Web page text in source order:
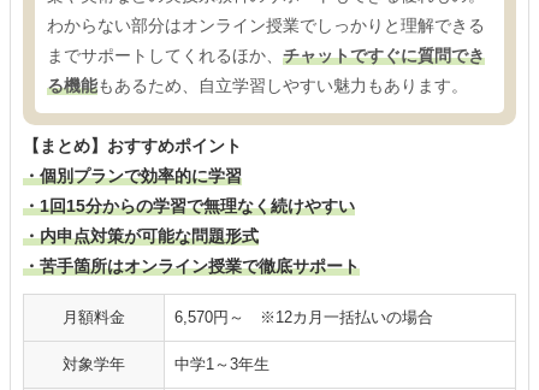
わからない部分はオンライン授業でしっかりと理解できる
までサポートしてくれるほか、 チャットですぐに質問でき
る機能もあるため、自立学習しやすい魅力もあります。
【まとめ】おすすめポイント
・個別プランで効率的に学習
・1回15分からの学習で無理なく続けやすい
・内申点対策が可能な問題形式
・苦手箇所はオンライン授業で徹底サポート
月額料金 6,570円～ ※12カ月一括払いの場合
対象学年 中学1～3年生